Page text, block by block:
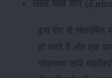
इस रोग से संक्रमित
हो जाते हैं और एक
संक्रमण सभी